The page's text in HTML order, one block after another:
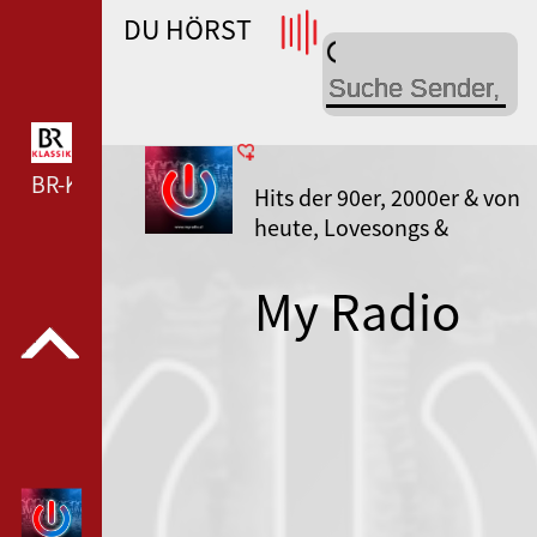
WDR 4 --- WDR 4 ---
BR-KLASSIK --- BR-KLASSIK ---
DU HÖRST
Hits der 90er, 2000er & von
heute, Lovesongs &
My Radio